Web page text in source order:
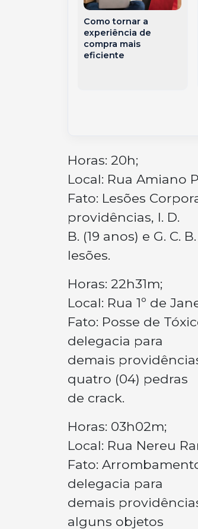
Como tornar a
experiência de
compra mais
eficiente
Horas: 20h;
Local: Rua Amiano
Fato: Lesões
providências, I. D.
B. (19 anos) e G. C.
lesões.
Horas: 22h31m;
Local: Rua 1º de
Fato: Posse de
delegacia para
demais
quatro (04) pedras
de crack.
Horas: 03h02m;
Local: Rua Nereu
Fato:
delegacia para
demais
alguns objetos